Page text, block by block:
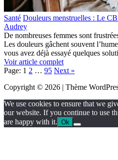
Santé Douleurs menstruelles : Le
Audrey
De nombreuses femmes sont
Les douleurs gâchent souvent
vous avez déjà essayé quelques
Voir article complet
Page: 1 2 … 95 Next »
Copyright © 2026 | Thème
We use cookies to ensure that we
our website. If you continue to use
are happy with it. Ok